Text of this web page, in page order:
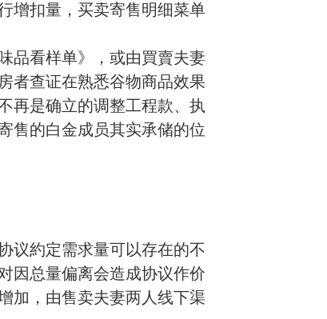
增扣量，买卖寄售明细菜单
品看样单》，或由買賣夫妻
者查证在熟悉谷物商品效果
再是确立的调整工程款、执
售的白金成员其实承储的位
议約定需求量可以存在的不
因总量偏离会造成协议作价
加，由售卖夫妻两人线下渠